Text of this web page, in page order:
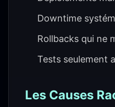
Downtime
Rollbacks qui ne
Tests seulement
Les Causes